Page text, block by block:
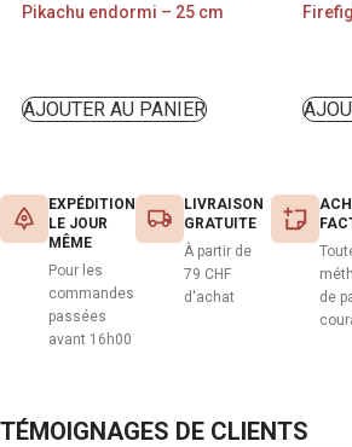
Pikachu endormi – 25 cm
AJOUTER AU PANIER
EXPÉDITION
LE JOUR
MÊME
Pour les
commandes
passées
avant 16h00
LIVRAISON
GRATUITE
À partir de
79 CHF
d'achat
de
TÉMOIGNAGES DE CLIENTS